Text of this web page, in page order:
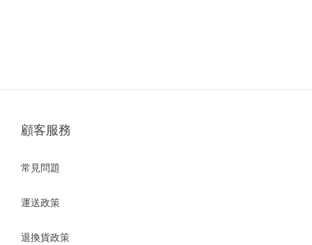
顧客服務
常見問題
運送政策
退換貨政策